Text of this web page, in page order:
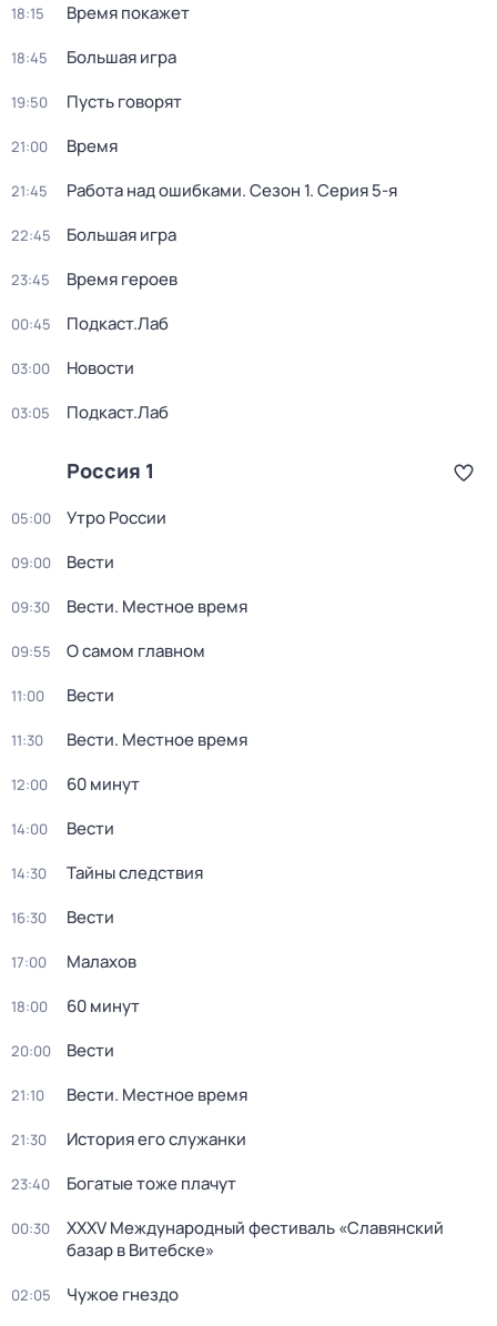
18:15 Время покажет
18:45 Большая игра
19:50 Пусть говорят
21:00 Время
21:45 Работа над ошибками. Сезон 1. Серия 5-я
22:45 Большая игра
23:45 Время героев
00:45 Подкаст.Лаб
03:00 Новости
03:05 Подкаст.Лаб
Россия 1
05:00 Утро России
09:00 Вести
09:30 Вести. Местное время
09:55 О самом главном
11:00 Вести
11:30 Вести. Местное время
12:00 60 минут
14:00 Вести
14:30 Тайны следствия
16:30 Вести
17:00 Малахов
18:00 60 минут
20:00 Вести
21:10 Вести. Местное время
21:30 История его служанки
23:40 Богатые тоже плачут
00:30
XXXV Международный фестиваль «Славянский
базар в Витебске»
02:05 Чужое гнездо